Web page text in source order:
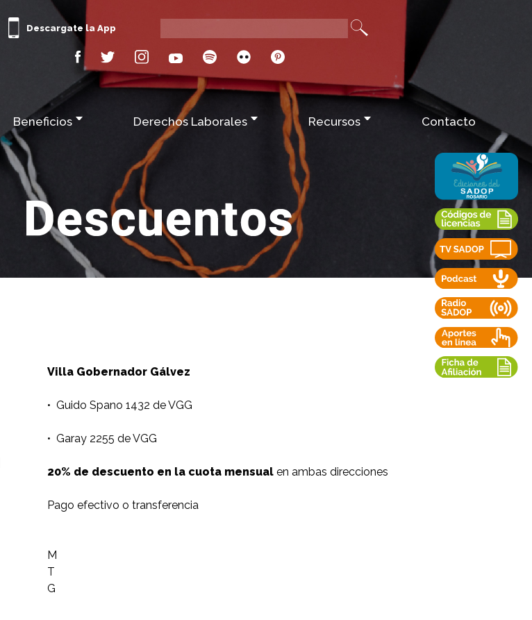
Descargate la App
Beneficios Derechos Laborales Recursos Contacto
Villa Gobernador Gálvez
•⁠ ⁠Guido Spano 1432 de VGG
•⁠ ⁠Garay 2255 de VGG
20% de descuento en la cuota mensual en ambas direcciones
Pago efectivo o transferencia
M
T
G